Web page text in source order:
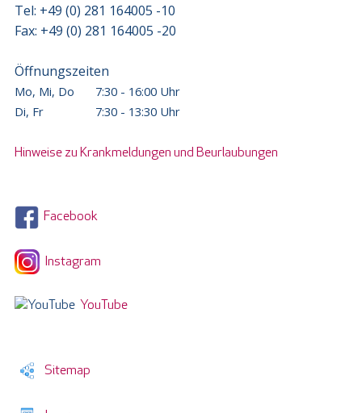
Tel: +49 (0) 281 164005 -10
Fax: +49 (0) 281 164005 -20
Öffnungszeiten
Mo, Mi, Do
7:30 - 16:00 Uhr
Di, Fr
7:30 - 13:30 Uhr
Hinweise zu Krankmeldungen und Beurlaubungen
Facebook
Instagram
YouTube
Sitemap